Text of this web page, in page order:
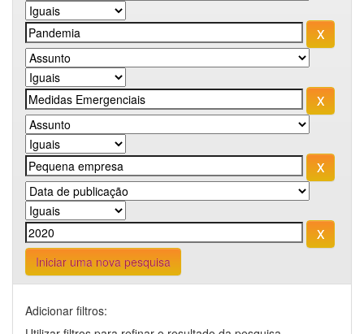
Iniciar uma nova pesquisa
Adicionar filtros: